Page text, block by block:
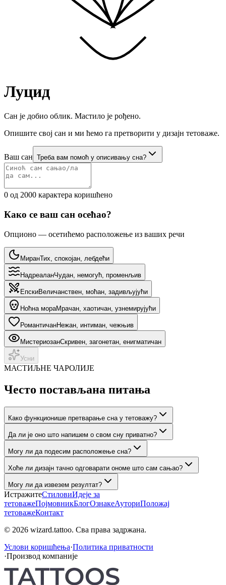
Луцид
Сан је добио облик. Мастило је рођено.
Опишите свој сан и ми ћемо га претворити у дизајн тетоваже.
Ваш сан Треба вам помоћ у описивању сна?
0 од 2000 карактера коришћено
Како се ваш сан осећао?
Опционо — осетићемо расположење из ваших речи
МиранТих, спокојан, лебдећи
НадреаланЧудан, немогућ, променљив
ЕпскиВеличанствен, моћан, задивљујући
Ноћна мораМрачан, хаотичан, узнемирујући
РомантичанНежан, интиман, чежњив
МистериозанСкривен, загонетан, енигматичан
Усни
МАСТИЉНЕ ЧАРОЛИЈЕ
Често постављана питања
Како функционише претварање сна у тетоважу?
Да ли је оно што напишем о свом сну приватно?
Могу ли да подесим расположење сна?
Хоће ли дизајн тачно одговарати ономе што сам сањао?
Могу ли да извезем резултат?
ИстражитеСтиловиИдеје за
тетоважеПојмовникБлогОзнакеАуториПоложај
тетоважеКонтакт
© 2026 wizard.tattoo. Сва права задржана.
Услови коришћења·Политика приватности
·Производ компаније